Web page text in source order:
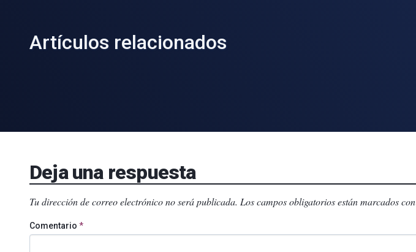
Artículos relacionados
Deja una respuesta
Tu dirección de correo electrónico no será publicada. Los campos obligatorios están marcados con
Comentario *